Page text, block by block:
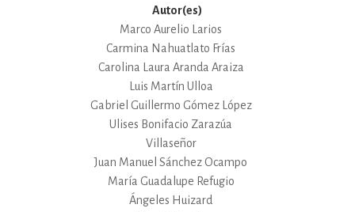
Autor(es)
Marco Aurelio Larios
Carmina Nahuatlato Frías
Carolina Laura Aranda Araiza
Luis Martín Ulloa
Gabriel Guillermo Gómez López
Ulises Bonifacio Zarazúa
Villaseñor
Juan Manuel Sánchez Ocampo
María Guadalupe Refugio
Ángeles Huizard